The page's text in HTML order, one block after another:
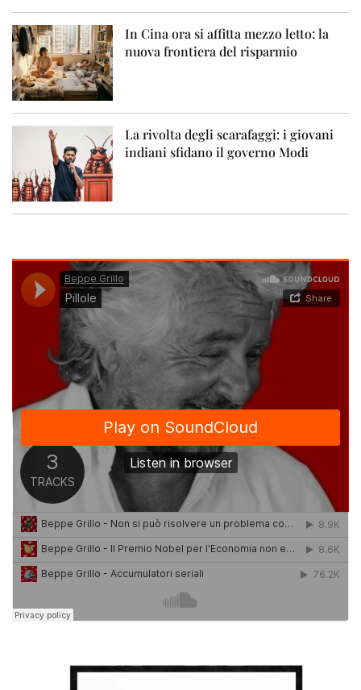
In Cina ora si affitta mezzo letto: la
nuova frontiera del risparmio
La rivolta degli scarafaggi: i giovani
indiani sfidano il governo Modi